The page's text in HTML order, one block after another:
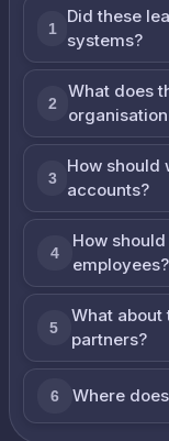
1
Did these
systems?
2
What does
3
How should
accounts?
4
How
employees?
5
What
partners?
6 Where